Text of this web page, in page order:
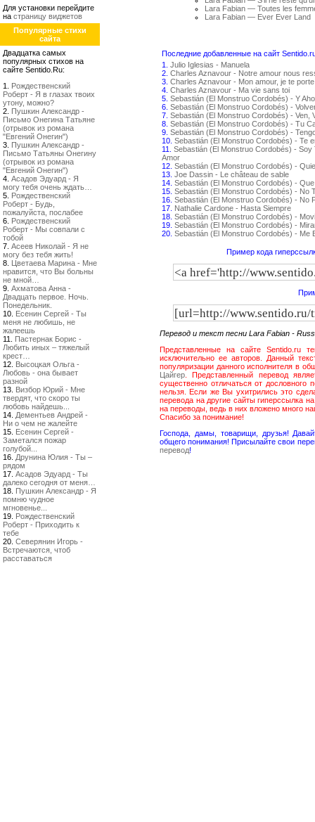
Для установки перейдите
на страницу виджетов
Популярные стихи
сайта
Двадцатка самых
популярных стихов на
сайте Sentido.Ru:
1. Рождественский
Роберт - Я в глазах твоих
утону, можно?
2. Пушкин Александр -
Письмо Онегина Татьяне
(отрывок из романа
"Евгений Онегин")
3. Пушкин Александр -
Письмо Татьяны Онегину
(отрывок из романа
"Евгений Онегин")
4. Асадов Эдуард - Я
могу тебя очень ждать…
5. Рождественский
Роберт - Будь,
пожалуйста, послабее
6. Рождественский
Роберт - Мы совпали с
тобой
7. Асеев Николай - Я не
могу без тебя жить!
8. Цветаева Марина - Мне
нравится, что Вы больны
не мной…
9. Ахматова Анна -
Двадцать первое. Ночь.
Понедельник.
10. Есенин Сергей - Ты
меня не любишь, не
жалеешь
11. Пастернак Борис -
Любить иных – тяжелый
крест…
12. Высоцкая Ольга -
Любовь - она бывает
разной
13. Визбор Юрий - Мне
твердят, что скоро ты
любовь найдешь...
14. Дементьев Андрей -
Ни о чем не жалейте
15. Есенин Сергей -
Заметался пожар
голубой...
16. Друнина Юлия - Ты –
рядом
17. Асадов Эдуард - Ты
далеко сегодня от меня…
18. Пушкин Александр - Я
помню чудное
мгновенье...
19. Рождественский
Роберт - Приходить к
тебе
20. Северянин Игорь -
Встречаются, чтоб
расставаться
Lara Fabian — Toutes les
Lara Fabian — Ever Ever Land
Последние добавленные на сайт
1. Julio Iglesias - Manuela
2. Charles Aznavour - Notre amour nous
3. Charles Aznavour - Mon amour, je te
4. Charles Aznavour - Ma vie sans toi
5. Sebastián (El Monstruo Cordobés) - Y
6. Sebastián (El Monstruo Cordobés) -
7. Sebastián (El Monstruo Cordobés) - Ven,
8. Sebastián (El Monstruo Cordobés) - Tu
9. Sebastián (El Monstruo Cordobés) -
10. Sebastián (El Monstruo Cordobés) - Te
11. Sebastián (El Monstruo Cordobés) - Soy
Amor
12. Sebastián (El Monstruo Cordobés) -
13. Joe Dassin - Le château de sable
14. Sebastián (El Monstruo Cordobés) -
15. Sebastián (El Monstruo Cordobés) - No
16. Sebastián (El Monstruo Cordobés) - No
17. Nathalie Cardone - Hasta Siempre
18. Sebastián (El Monstruo Cordobés) -
19. Sebastián (El Monstruo Cordobés) -
20. Sebastián (El Monstruo Cordobés) - Me
Пример кода
Перевод и текст песни Lara Fabian -
Представленные на сайте Sentido.ru
исключительно ее авторов. Данный
популяризации данного исполнителя в
Цайгер . Представленный перевод
существенно отличаться от
нельзя. Если же Вы ухитрились это
перевода на другие сайты гиперссылка
на переводы, ведь в них вложено много
Спасибо за понимание!
Господа, дамы, товарищи, друзья!
общего понимания! Присылайте свои
перевод!